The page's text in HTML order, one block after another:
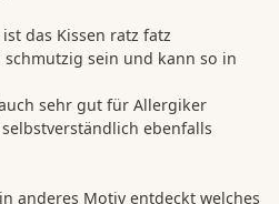
das Kissen ratz fatz
sein und kann so in
sehr gut für Allergiker
ebenfalls
anderes Motiv entdeckt welches